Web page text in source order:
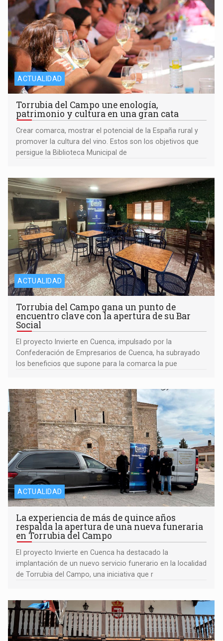
ACTUALIDAD
Torrubia del Campo une enología,
patrimonio y cultura en una gran cata
Crear comarca, mostrar el potencial de la España rural y
promover la cultura del vino. Estos son los objetivos que
persigue la Biblioteca Municipal de
ACTUALIDAD
Torrubia del Campo gana un punto de
encuentro clave con la apertura de su Bar
Social
El proyecto Invierte en Cuenca, impulsado por la
Confederación de Empresarios de Cuenca, ha subrayado
los beneficios que supone para la comarca la pue
ACTUALIDAD
La experiencia de más de quince años
respalda la apertura de una nueva funeraria
en Torrubia del Campo
El proyecto Invierte en Cuenca ha destacado la
implantación de un nuevo servicio funerario en la localidad
de Torrubia del Campo, una iniciativa que r